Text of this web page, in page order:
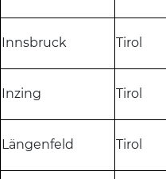
Innsbruck Tirol
Inzing Tirol
Längenfeld Tirol